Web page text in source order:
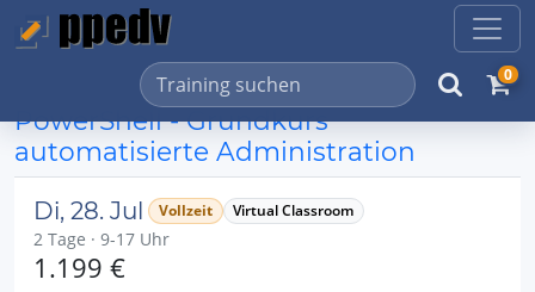
0
PowerShell - Grundkurs
automatisierte Administration
Di, 28. Jul Vollzeit Virtual Classroom
2 Tage · 9-17 Uhr
1.199 €